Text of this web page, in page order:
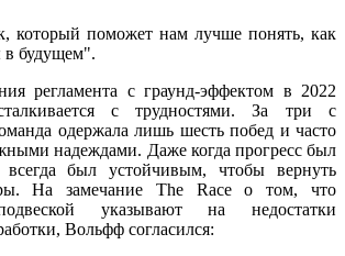
который поможет нам лучше понять, как
в будущем".
регламента с граунд-эффектом в 2022
с трудностями. За три с
одержала лишь шесть побед и часто
надеждами. Даже когда прогресс был
был устойчивым, чтобы вернуть
На замечание The Race о том, что
указывают на недостатки
Вольфф согласился: